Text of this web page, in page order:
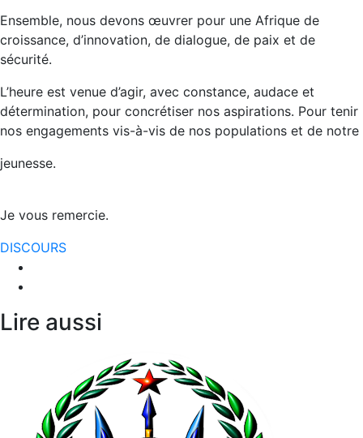
Ensemble, nous devons œuvrer pour une Afrique de
croissance, d’innovation, de dialogue, de paix et de
sécurité.
L’heure est venue d’agir, avec constance, audace et
détermination, pour concrétiser nos aspirations. Pour tenir
nos engagements vis-à-vis de nos populations et de notre
jeunesse.
Je vous remercie.
DISCOURS
Lire aussi